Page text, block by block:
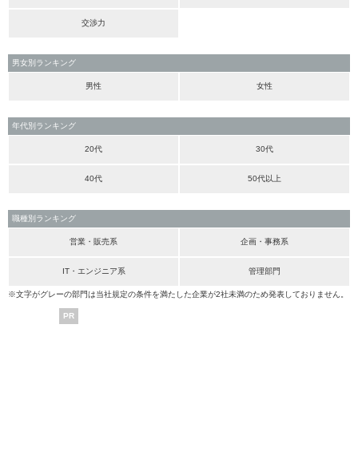
交渉力
男女別ランキング
男性 女性
年代別ランキング
20代 30代
40代 50代以上
職種別ランキング
営業・販売系 企画・事務系
IT・エンジニア系 管理部門
※文字がグレーの部門は当社規定の条件を満たした企業が2社未満のため発表しておりません。
PR